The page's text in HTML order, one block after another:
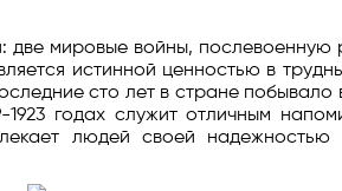
две мировые войны, послевоенную
истинной ценностью в
сто лет в стране
годах служит отличным
людей своей